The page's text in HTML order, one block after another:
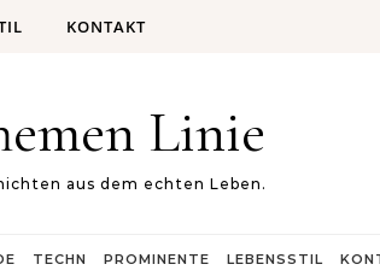
KONTAKT
Linie
aus dem echten Leben.
TECHN PROMINENTE LEBENSSTIL